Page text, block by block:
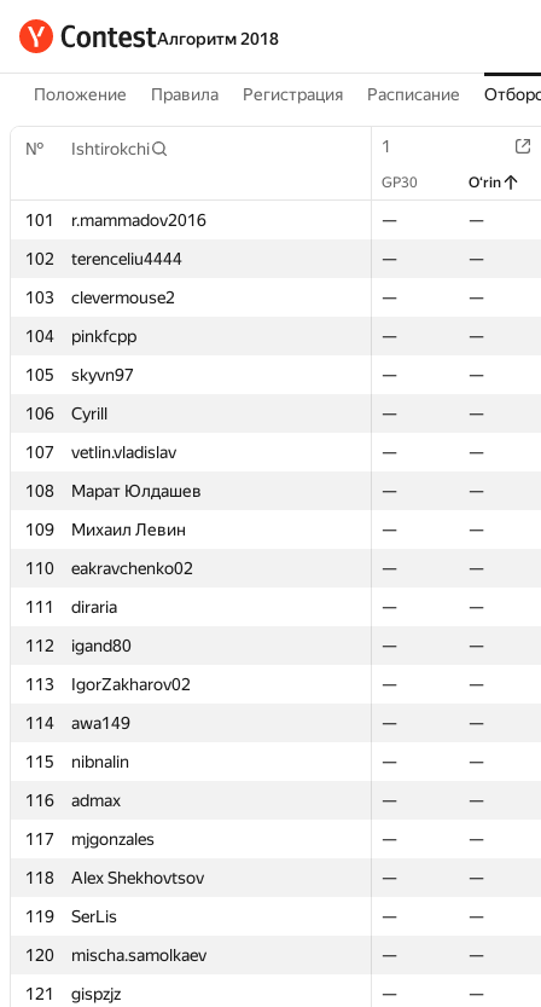
Алгоритм 2018
Положение Правила Регистрация Расписание
№ Ishtirokchi 1
GP30 O‘rin
101 r.mammadov2016 —
—
102
terenceliu4444 —
—
103
clevermouse2 —
—
104
pinkfcpp —
—
105
skyvn97 —
—
106
Cyrill —
—
107
vetlin.vladislav —
—
108
Марат Юлдашев —
—
109
Михаил Левин —
—
110
eakravchenko02 —
—
111
diraria —
—
112
igand80 —
—
113
IgorZakharov02 —
—
114
awa149 —
—
115
nibnalin —
—
116
admax —
—
117
mjgonzales —
—
118
Alex Shekhovtsov —
—
119
SerLis —
—
120
mischa.samolkaev —
—
121
gispzjz —
—
№ Ishtirokchi 1
GP30 O‘rin
101 r.mammadov2016 —
—
102
terenceliu4444 —
—
103
clevermouse2 —
—
104
pinkfcpp —
—
105
skyvn97 —
—
106
Cyrill —
—
107
vetlin.vladislav —
—
108
Марат Юлдашев —
—
109
Михаил Левин —
—
110
eakravchenko02 —
—
111
diraria —
—
112
igand80 —
—
113
IgorZakharov02 —
—
114
awa149 —
—
115
nibnalin —
—
116
admax —
—
117
mjgonzales —
—
118
Alex Shekhovtsov —
—
119
SerLis —
—
120
mischa.samolkaev —
—
121
gispzjz —
—